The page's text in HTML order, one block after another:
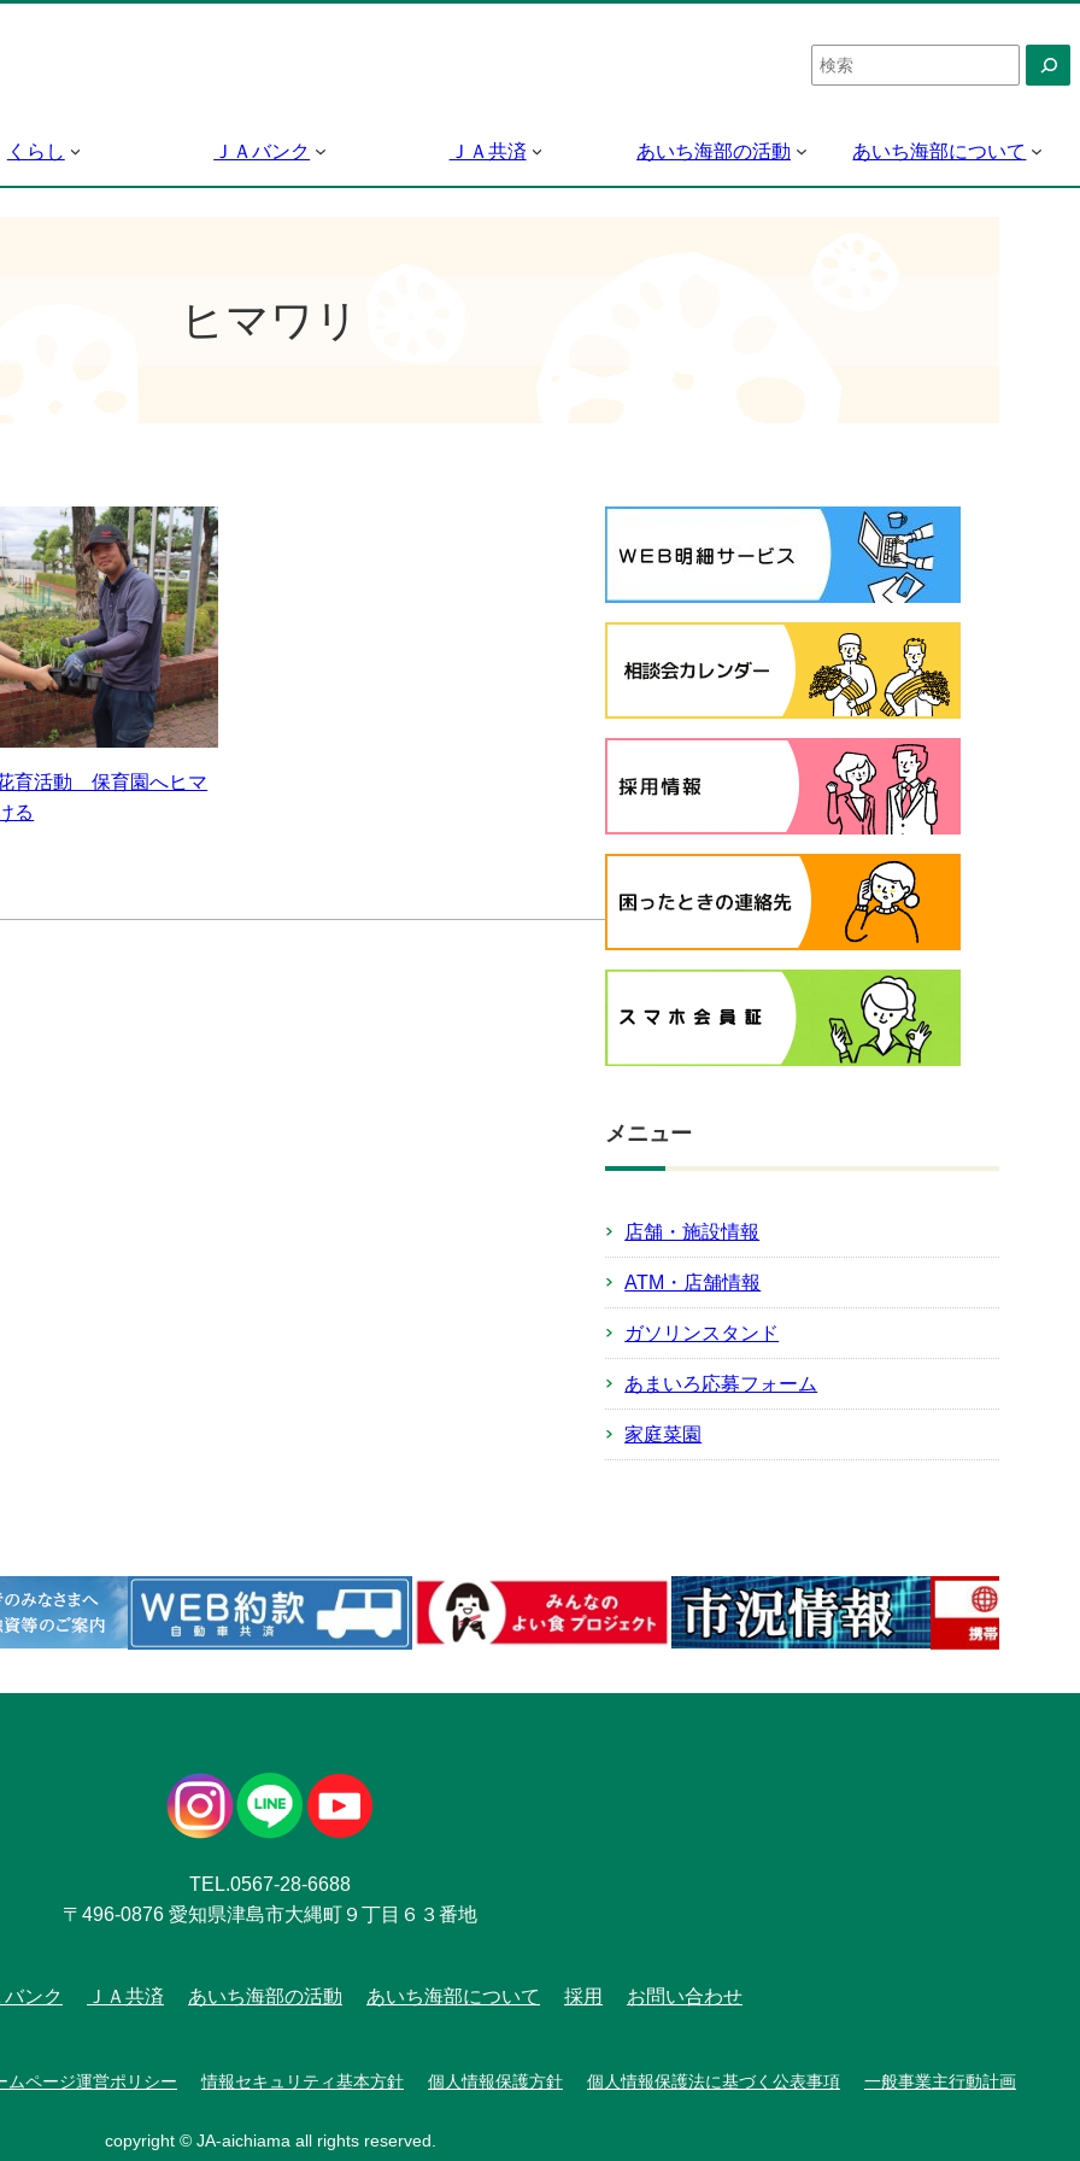
検
索
くらし ＪＡバンク ＪＡ共済 あいち海部の活動 あいち海部について
ヒマワリ
育活動 保育園へヒマ
る
メニュー
店舗・施設情報
ATM・店舗情報
ガソリンスタンド
あまいろ応募フォーム
家庭菜園
TEL.0567-28-6688
〒496-0876 愛知県津島市大縄町９丁目６３番地
バンク ＪＡ共済 あいち海部の活動 あいち海部について 採用 お問い合わせ
ムページ運営ポリシー 情報セキュリティ基本方針 個人情報保護方針 個人情報保護法に基づく公表事項 一般事業主行動計画
copyright © JA-aichiama all rights reserved.